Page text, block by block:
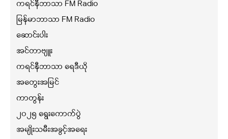
ကရင်နီဘာသာ FM Radio
မြန်မာဘာသာ FM Radio
ဆောင်းပါး
အင်တာဗျူး
ကရင်နီဘာသာ ရေဒီယို
အတွေးအမြင်
ကာတွန်း
၂၀၂၅ ရွေးကောက်ပွဲ
အမျိုးသမီးအခွင့်အရေး